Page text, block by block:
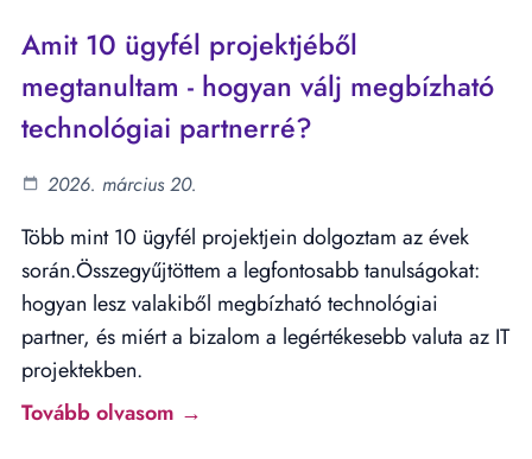
Amit 10 ügyfél projektjéből
megtanultam - hogyan válj megbízható
technológiai partnerré?
2026. március 20.
Több mint 10 ügyfél projektjein dolgoztam az évek
során.Összegyűjtöttem a legfontosabb tanulságokat:
hogyan lesz valakiből megbízható technológiai
partner, és miért a bizalom a legértékesebb valuta az IT
projektekben.
Tovább olvasom →